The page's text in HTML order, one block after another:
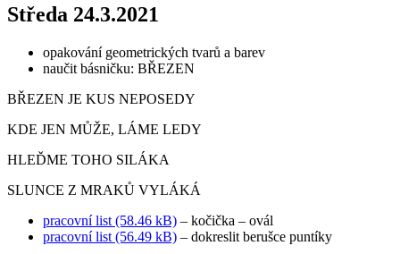
Středa 24.3.2021
opakování geometrických tvarů a barev
naučit básničku: BŘEZEN
BŘEZEN JE KUS NEPOSEDY
KDE JEN MŮŽE, LÁME LEDY
HLEĎME TOHO SILÁKA
SLUNCE Z MRAKŮ VYLÁKÁ
pracovní list (58.46 kB) – kočička – ovál
pracovní list (56.49 kB) – dokreslit berušce puntíky